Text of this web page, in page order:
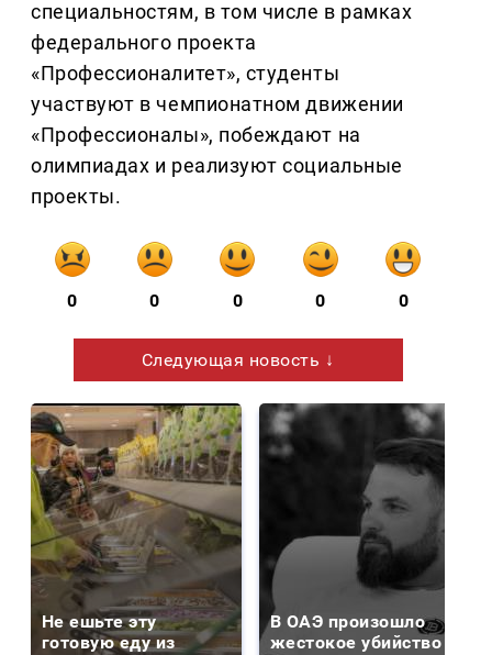
специальностям, в том числе в рамках
федерального проекта
«Профессионалитет», студенты
участвуют в чемпионатном движении
«Профессионалы», побеждают на
олимпиадах и реализуют социальные
проекты.
0 0 0 0 0
Следующая новость ↓
Не ешьте эту
готовую еду из
В ОАЭ произошло
жестокое убийство